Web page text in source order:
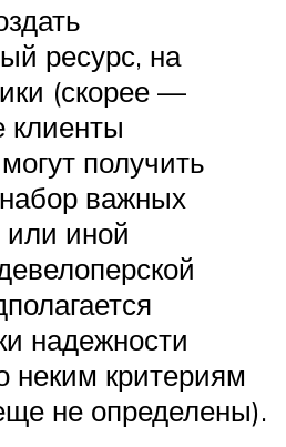
ресурс, на
(скорее —
клиенты
получить
важных
или иной
надежности
неким критериям
не определены).